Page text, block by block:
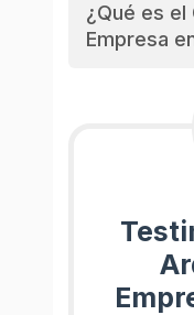
¿Qué es el
Empresa